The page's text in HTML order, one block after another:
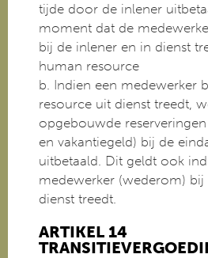
tijde door de inlener
moment dat de
bij de inlener en in dienst
human resource
b. Indien een medewerker
resource uit dienst treedt,
opgebouwde
en vakantiegeld) bij de
uitbetaald. Dit geldt ook
medewerker (wederom) bij
dienst treedt.
ARTIKEL 14